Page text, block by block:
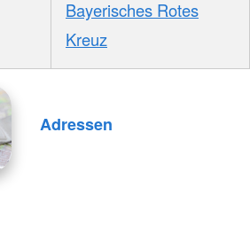
Bayerisches Rotes
Kreuz
Adressen